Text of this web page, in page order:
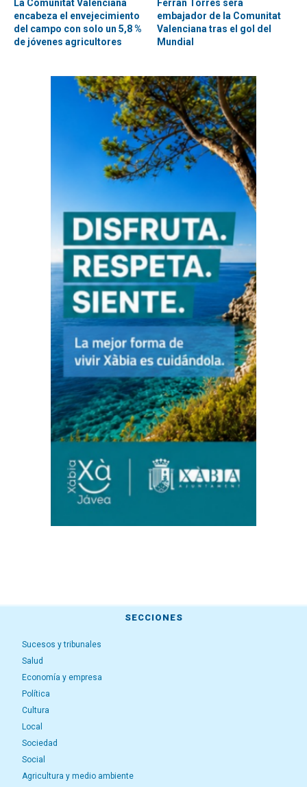
La Comunitat Valenciana
encabeza el envejecimiento
del campo con solo un 5,8 %
de jóvenes agricultores
Ferran Torres será
embajador de la Comunitat
Valenciana tras el gol del
Mundial
SECCIONES
Sucesos y tribunales
Salud
Economía y empresa
Política
Cultura
Local
Sociedad
Social
Agricultura y medio ambiente